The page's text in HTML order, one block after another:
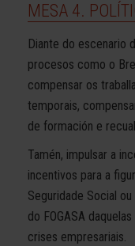
MESA 4.
Diante do escenario
procesos como o
compensar os
temporais,
de formación e
Tamén, impulsar a
incentivos para a
Seguridade Social
do FOGASA
crises empresariais.